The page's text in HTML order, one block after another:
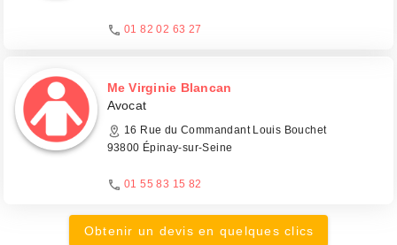
01 82 02 63 27
Me Virginie Blancan
Avocat
16 Rue du Commandant Louis Bouchet
93800 Épinay-sur-Seine
01 55 83 15 82
Obtenir un devis en quelques clics